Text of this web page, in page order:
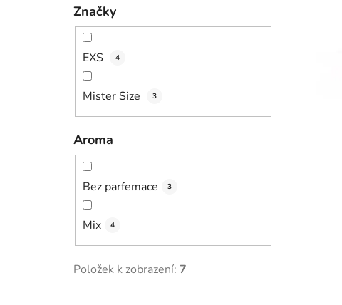
Značky
EXS 4
Mister Size 3
Aroma
Bez parfemace 3
Mix 4
Položek k zobrazení: 7